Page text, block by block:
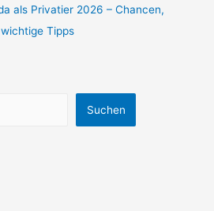
als Privatier 2026 – Chancen,
Tipps
Suchen